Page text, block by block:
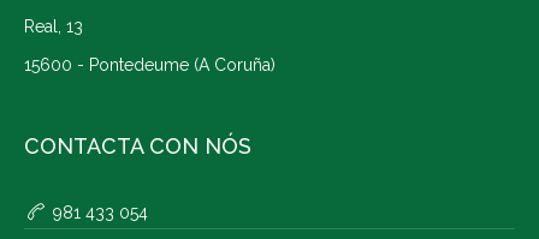
Real, 13
15600 - Pontedeume (A Coruña)
CONTACTA CON NÓS
981 433 054